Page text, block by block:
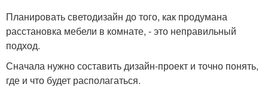
Планировать светодизайн до того, как продумана
расстановка мебели в комнате, - это неправильный
подход.
Сначала нужно составить дизайн-проект и точно понять,
где и что будет располагаться.